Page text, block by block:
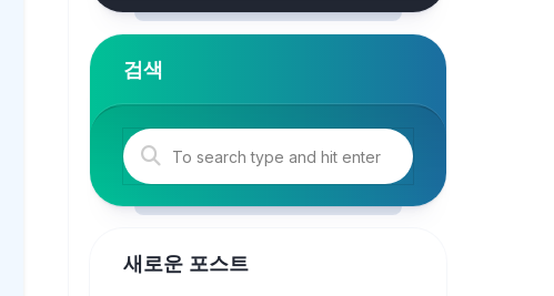
검색
새로운 포스트